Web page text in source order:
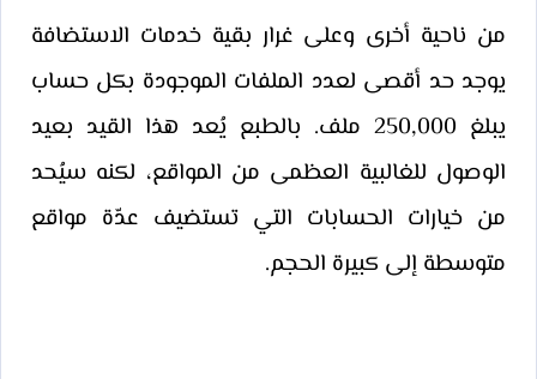
من ناحية أخرى وعلى غرار بقية خدمات الاستضافة
يوجد حد أقصى لعدد الملفات الموجودة بكل حساب
يبلغ 250,000 ملف. بالطبع يُعد هذا القيد بعيد
الوصول للغالبية العظمى من المواقع، لكنه سيُحد
من خيارات الحسابات التي تستضيف عدّة مواقع
متوسطة إلى كبيرة الحجم.